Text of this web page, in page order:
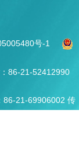
号-1
86-21-52412990
86-21-69906002 传